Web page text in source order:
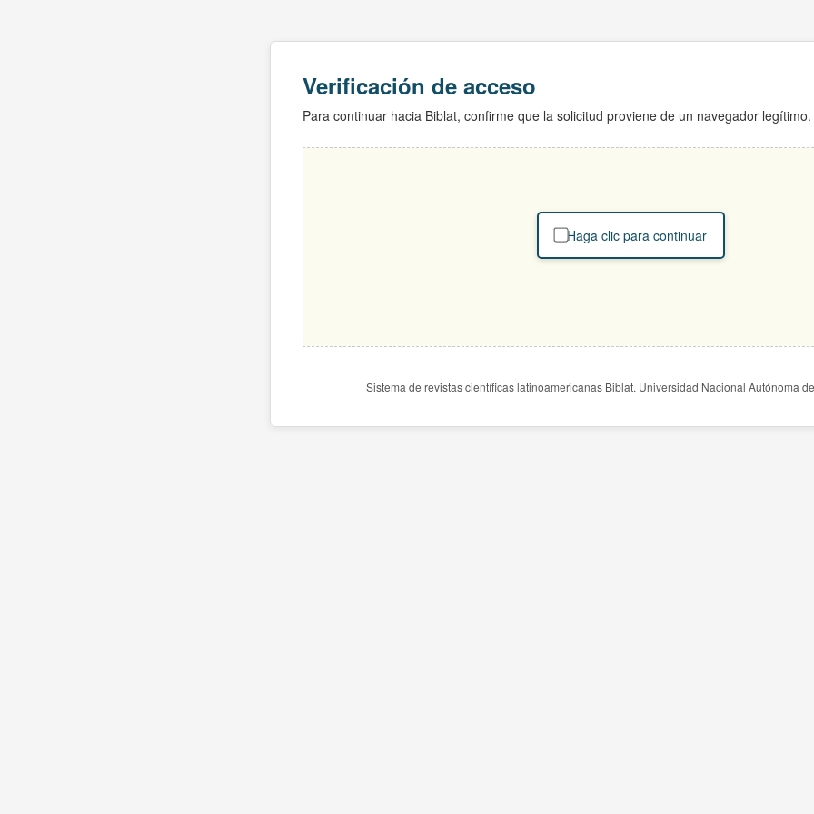
Verificación de acceso
Para continuar hacia Biblat, confirme que la solicitud proviene de un navegador legítimo.
Haga clic para continuar
Sistema de revistas científicas latinoamericanas Biblat. Universidad Nacional Autónoma